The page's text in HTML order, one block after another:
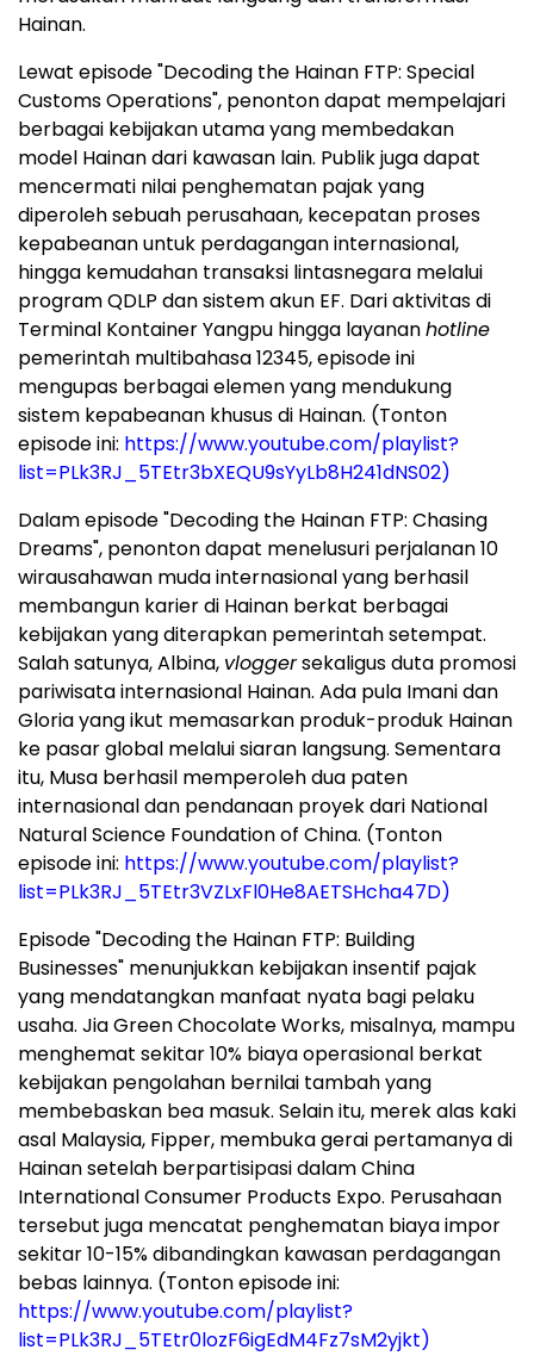
Hainan.
Lewat episode "Decoding the Hainan FTP: Special
Customs Operations", penonton dapat mempelajari
berbagai kebijakan utama yang membedakan
model Hainan dari kawasan lain. Publik juga dapat
mencermati nilai penghematan pajak yang
diperoleh sebuah perusahaan, kecepatan proses
kepabeanan untuk perdagangan internasional,
hingga kemudahan transaksi lintasnegara melalui
program QDLP dan sistem akun EF. Dari aktivitas di
Terminal Kontainer Yangpu hingga layananhotline
pemerintah multibahasa 12345, episode ini
mengupas berbagai elemen yang mendukung
sistem kepabeanan khusus di Hainan. (Tonton
episode ini: https://www.youtube.com/playlist?
list=PLk3RJ_5TEtr3bXEQU9sYyLb8H241dNS02)
Dalam episode "Decoding the Hainan FTP: Chasing
Dreams", penonton dapat menelusuri perjalanan 10
wirausahawan muda internasional yang berhasil
membangun karier di Hainan berkat berbagai
kebijakan yang diterapkan pemerintah setempat.
Salah satunya, Albina, vloggersekaligus duta promosi
pariwisata internasional Hainan. Ada pula Imani dan
Gloria yang ikut memasarkan produk-produk Hainan
ke pasar global melalui siaran langsung. Sementara
itu, Musa berhasil memperoleh dua paten
internasional dan pendanaan proyek dari National
Natural Science Foundation of China. (Tonton
episode ini: https://www.youtube.com/playlist?
list=PLk3RJ_5TEtr3VZLxFl0He8AETSHcha47D)
Episode "Decoding the Hainan FTP: Building
Businesses" menunjukkan kebijakan insentif pajak
yang mendatangkan manfaat nyata bagi pelaku
usaha. Jia Green Chocolate Works, misalnya, mampu
menghemat sekitar 10% biaya operasional berkat
kebijakan pengolahan bernilai tambah yang
membebaskan bea masuk. Selain itu, merek alas kaki
asal Malaysia, Fipper, membuka gerai pertamanya di
Hainan setelah berpartisipasi dalam China
International Consumer Products Expo. Perusahaan
tersebut juga mencatat penghematan biaya impor
sekitar 10-15% dibandingkan kawasan perdagangan
bebas lainnya. (Tonton episode ini:
https://www.youtube.com/playlist?
list=PLk3RJ_5TEtr0lozF6igEdM4Fz7sM2yjkt)